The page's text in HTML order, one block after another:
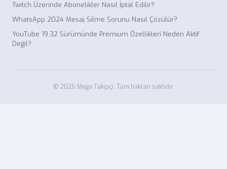
Twitch Üzerinde Abonelikler Nasıl İptal Edilir?
WhatsApp 2024 Mesaj Silme Sorunu Nasıl Çözülür?
YouTube 19.32 Sürümünde Premium Özellikleri Neden Aktif
Değil?
© 2026 Mega Takipçi. Tüm hakları saklıdır.